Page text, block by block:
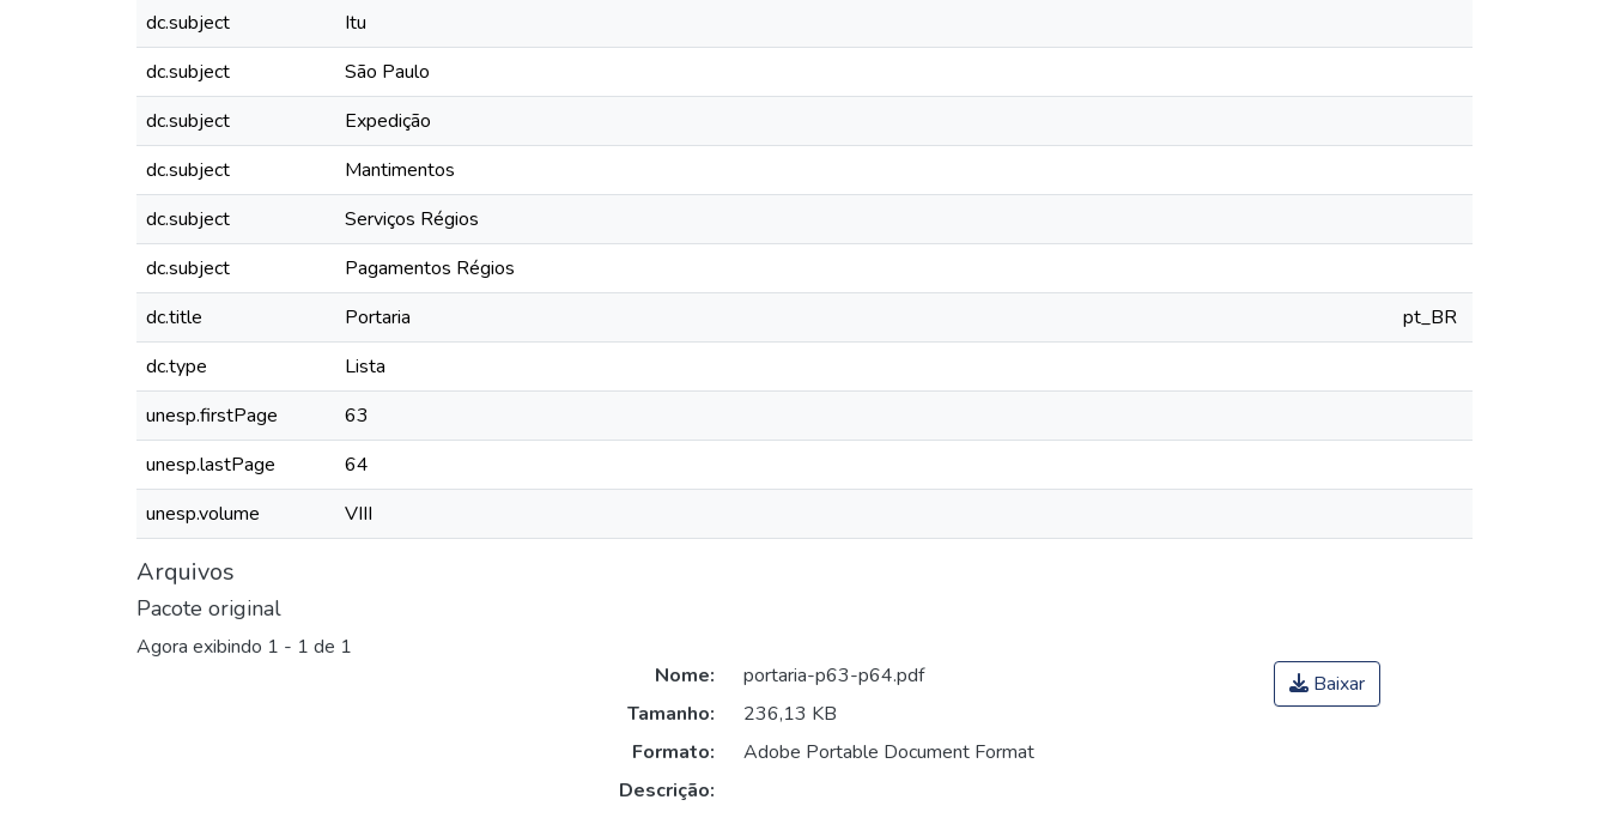
dc.subject
Itu
dc.subject
São Paulo
dc.subject
Expedição
dc.subject
Mantimentos
dc.subject
Serviços Régios
dc.subject
Pagamentos Régios
dc.title
Portaria
pt_BR
dc.type
Lista
unesp.firstPage
63
unesp.lastPage
64
unesp.volume
VIII
Arquivos
Pacote original
Agora exibindo 1 - 1 de 1
Nome:
portaria-p63-p64.pdf
Tamanho:
236,13 KB
Formato:
Adobe Portable Document Format
Descrição:
Baixar